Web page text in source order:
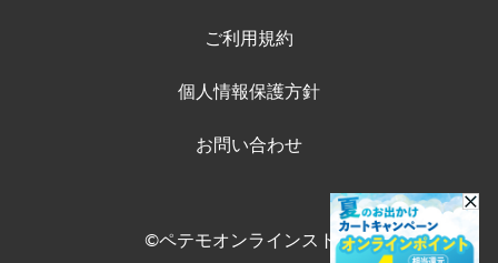
ご利用規約
個人情報保護方針
お問い合わせ
©ペテモオンラインストア